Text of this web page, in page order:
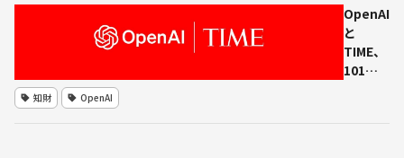
クロ
ドソ
ース
OpenAI
と
TIME、
101年
知財 OpenAI